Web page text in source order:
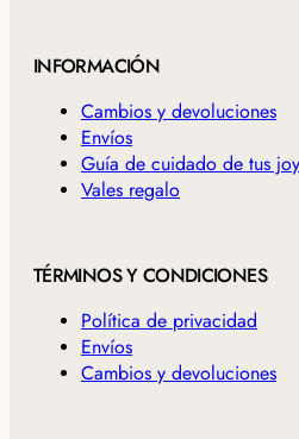
INFORMACIÓN
Cambios y devoluciones
Envíos
Guía de cuidado de tus
Vales regalo
TÉRMINOS Y CONDICIONES
Política de privacidad
Envíos
Cambios y devoluciones